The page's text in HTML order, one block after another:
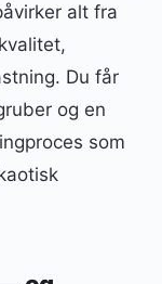
alt fra
Du får
og en
som